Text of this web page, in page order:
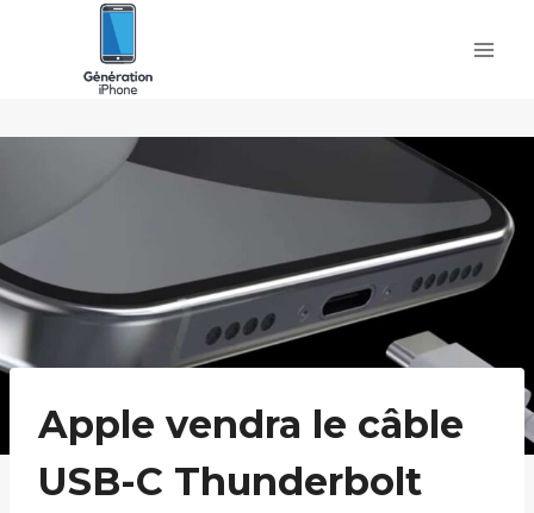
Apple vendra le câble
USB-C Thunderbolt